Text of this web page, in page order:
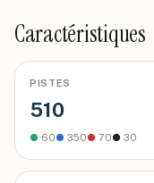
Caractéristiques
PISTES
510
● 60● 350● 70● 30